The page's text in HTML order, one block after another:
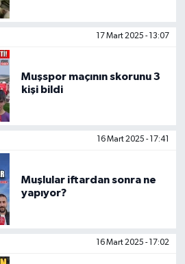
17 Mart 2025 - 13:07
Muşspor maçının skorunu 3
kişi bildi
16 Mart 2025 - 17:41
Muşlular iftardan sonra ne
yapıyor?
16 Mart 2025 - 17:02